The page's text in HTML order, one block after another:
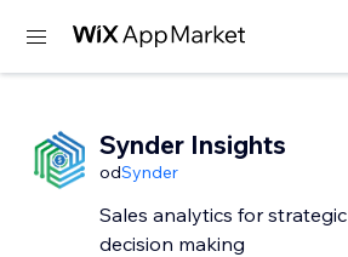
Synder Insights
odSynder
Sales analytics for strategic
decision making